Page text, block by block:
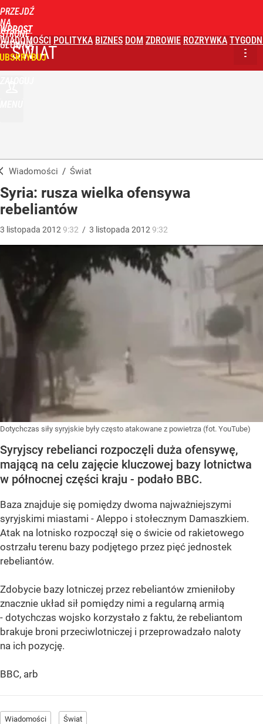
PRZEJDŹ
NA
STRONĘ
GŁÓWNĄ
WPROST
WIADOMOŚCI POLITYKA BIZNES DOM ZDROWIE ROZRYWKA
ŚWIAT
Wiadomości / Świat
Syria: rusza wielka ofensywa
rebeliantów
3 listopada 2012 9:32 / 3 listopada 2012 9:32
Dotychczas siły syryjskie były często atakowane z powietrza (fot. YouTube)
Syryjscy rebelianci rozpoczęli duża ofensywę,
mającą na celu zajęcie kluczowej bazy lotnictwa
w północnej części kraju - podało BBC.
Baza znajduje się pomiędzy dwoma najważniejszymi
syryjskimi miastami - Aleppo i stołecznym Damaszkiem.
Atak na lotnisko rozpoczął się o świcie od rakietowego
ostrzału terenu bazy podjętego przez pięć jednostek
rebeliantów.
Zdobycie bazy lotniczej przez rebeliantów zmieniłoby
znacznie układ sił pomiędzy nimi a regularną armią
- dotychczas wojsko korzystało z faktu, że rebeliantom
brakuje broni przeciwlotniczej i przeprowadzało naloty
na ich pozycję.
BBC, arb
Wiadomości Świat